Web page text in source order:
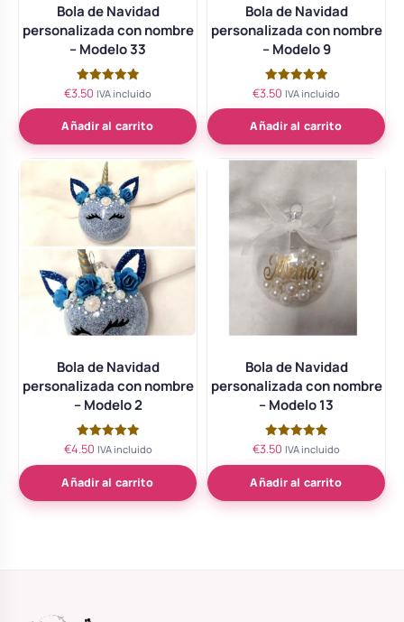
Bola de Navidad
personalizada con nombre
– Modelo 33
Valorado
de 5
€3.50 IVA incluido
Añadir al carrito
Bola de Navidad
personalizada con nombre
– Modelo 9
Valorado
de 5
€3.50 IVA incluido
Añadir al carrito
Bola de Navidad
personalizada con nombre
– Modelo 2
Valorado
5.00
de 5
€4.50 IVA incluido
Añadir al carrito
Bola de Navidad
personalizada con nombre
– Modelo 13
Valorado
5.00
de 5
€3.50 IVA incluido
Añadir al carrito